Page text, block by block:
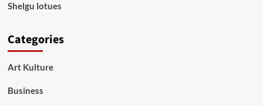
Shelgu lotues
Categories
Art Kulture
Business